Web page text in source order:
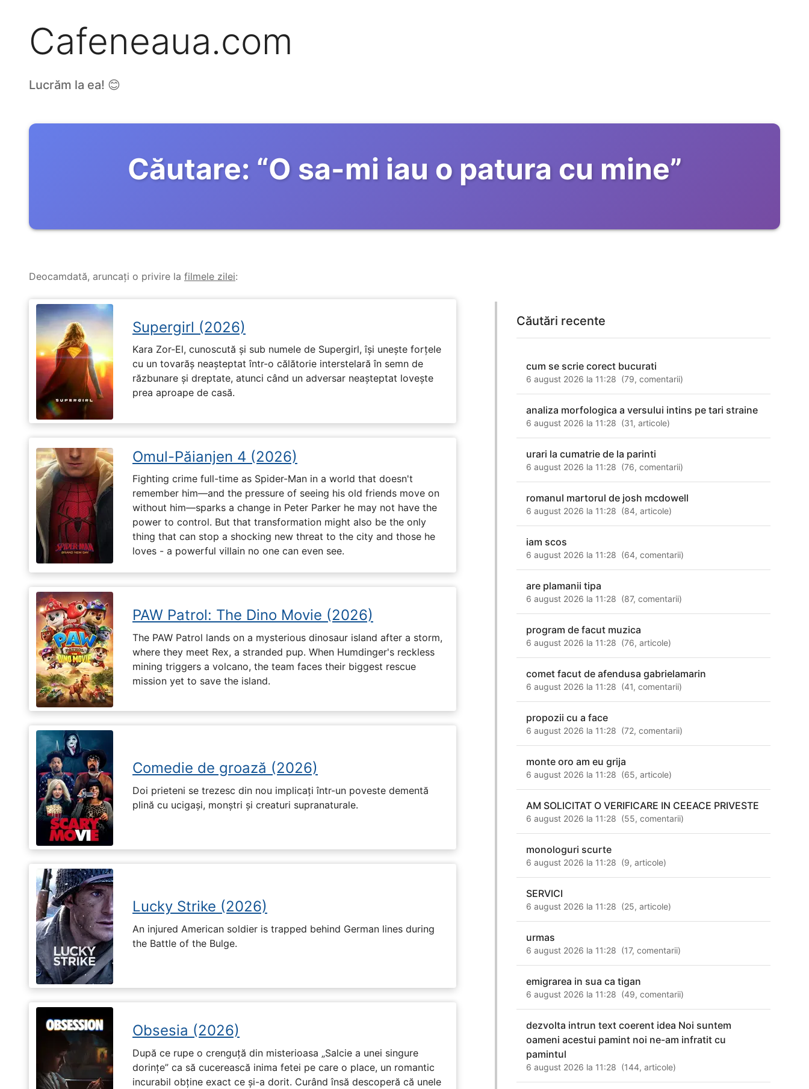
Cafeneaua.com
Lucrăm la ea! 😊
Căutare: “O sa-mi iau o patura cu mine”
Deocamdată, aruncați o privire la filmele zilei:
Supergirl (2026)
Kara Zor-El, cunoscută și sub numele de Supergirl, își unește forțele
cu un tovarăș neașteptat într-o călătorie interstelară în semn de
răzbunare și dreptate, atunci când un adversar neașteptat lovește
prea aproape de casă.
Omul-Păianjen 4 (2026)
Fighting crime full-time as Spider-Man in a world that doesn't
remember him—and the pressure of seeing his old friends move on
without him—sparks a change in Peter Parker he may not have the
power to control. But that transformation might also be the only
thing that can stop a shocking new threat to the city and those he
loves - a powerful villain no one can even see.
PAW Patrol: The Dino Movie (2026)
The PAW Patrol lands on a mysterious dinosaur island after a storm,
where they meet Rex, a stranded pup. When Humdinger's reckless
mining triggers a volcano, the team faces their biggest rescue
mission yet to save the island.
Comedie de groază (2026)
Doi prieteni se trezesc din nou implicați într-un poveste dementă
plină cu ucigași, monștri și creaturi supranaturale.
Lucky Strike (2026)
An injured American soldier is trapped behind German lines during
the Battle of the Bulge.
Obsesia (2026)
După ce rupe o crenguță din misterioasa „Salcie a unei singure
dorințe” ca să cucerească inima fetei pe care o place, un romantic
incurabil obține exact ce și-a dorit. Curând însă descoperă că unele
Căutări recente
cum se scrie corect bucurati
6 august 2026 la 11:28 (79,comentarii)
analiza morfologica a versului intins pe tari straine
6 august 2026 la 11:28 (31,articole)
urari la cumatrie de la parinti
6 august 2026 la 11:28 (76,comentarii)
romanul martorul de josh mcdowell
6 august 2026 la 11:28 (84,articole)
iam scos
6 august 2026 la 11:28 (64,comentarii)
are plamanii tipa
6 august 2026 la 11:28 (87,comentarii)
program de facut muzica
6 august 2026 la 11:28 (76,articole)
comet facut de afendusa gabrielamarin
6 august 2026 la 11:28 (41,comentarii)
propozii cu a face
6 august 2026 la 11:28 (72,comentarii)
monte oro am eu grija
6 august 2026 la 11:28 (65,articole)
AM SOLICITAT O VERIFICARE IN CEEACE PRIVESTE
6 august 2026 la 11:28 (55,comentarii)
monologuri scurte
6 august 2026 la 11:28 (9,articole)
SERVICI
6 august 2026 la 11:28 (25,articole)
urmas
6 august 2026 la 11:28 (17,comentarii)
emigrarea in sua ca tigan
6 august 2026 la 11:28 (49,comentarii)
dezvolta intrun text coerent idea Noi suntem
oameni acestui pamint noi ne-am infratit cu
pamintul
6 august 2026 la 11:28 (144,articole)